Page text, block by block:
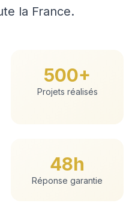
la France.
500+
Projets réalisés
48h
Réponse garantie